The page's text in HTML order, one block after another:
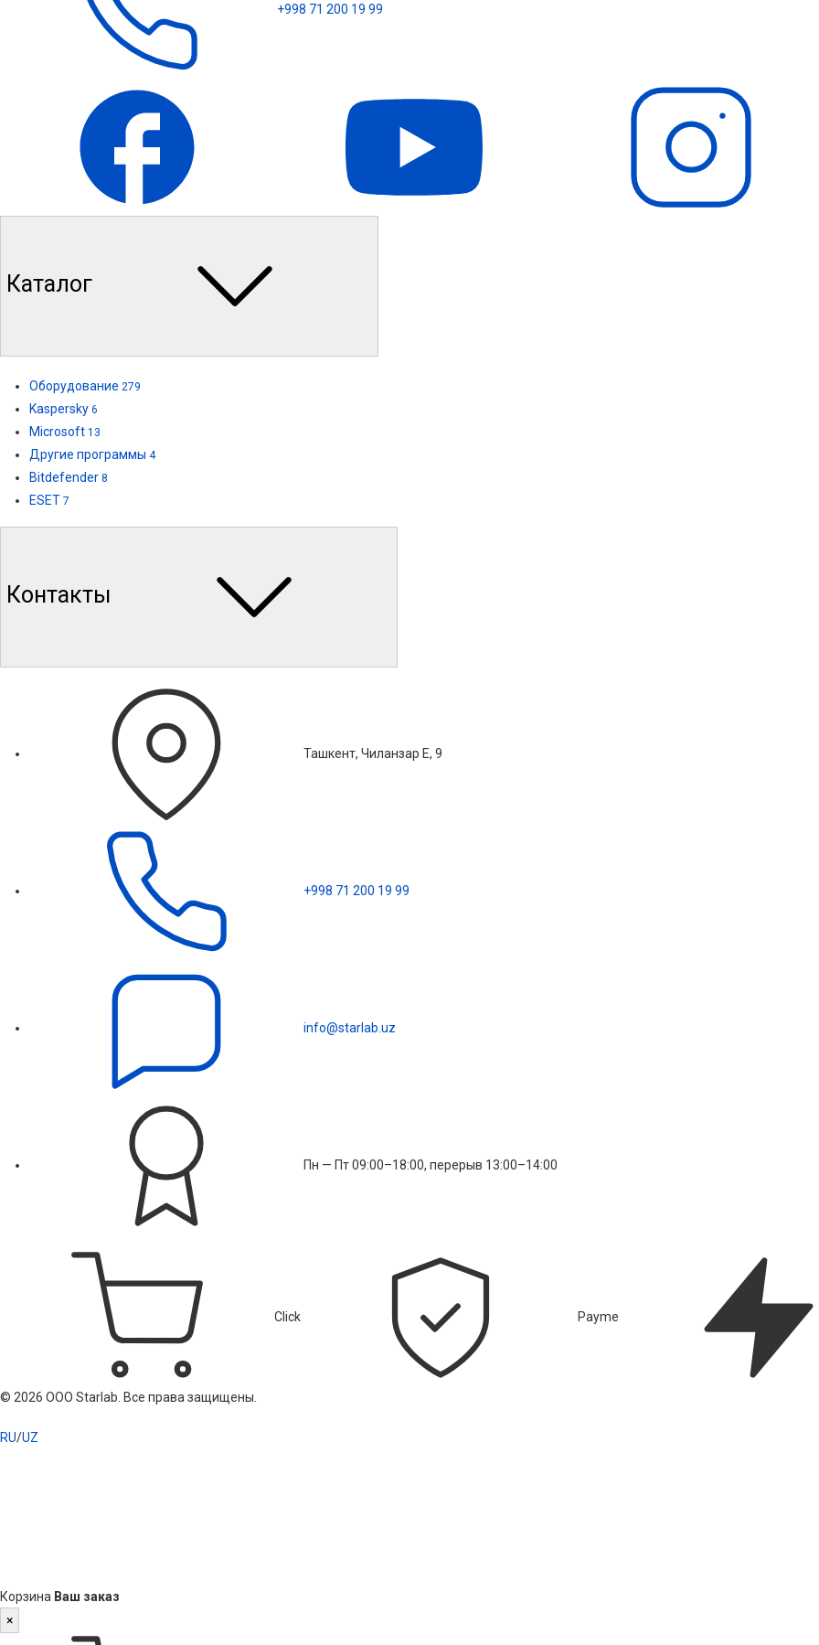
+998 71 200 19 99
Каталог
Оборудование 279
Kaspersky 6
Microsoft 13
Другие программы 4
Bitdefender 8
ESET 7
Контакты
Ташкент, Чиланзар Е, 9
+998 71 200 19 99
info@starlab.uz
Пн — Пт 09:00–18:00, перерыв 13:00–14:00
Click Payme
© 2026 ООО Starlab. Все права защищены.
RU/UZ
Корзина Ваш заказ
×